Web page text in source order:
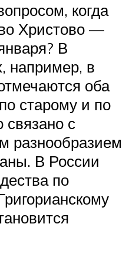
когда
Христово —
В
например, в
оба
старому и по
с
разнообразием
В России
по